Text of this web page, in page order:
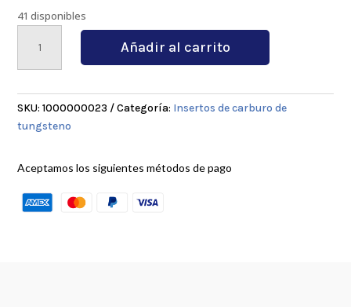
41 disponibles
MPC
9030
Añadir al carrito
SKU:1000000023 Categoría: Insertos de carburo de
tungsteno
Aceptamos los siguientes métodos de pago